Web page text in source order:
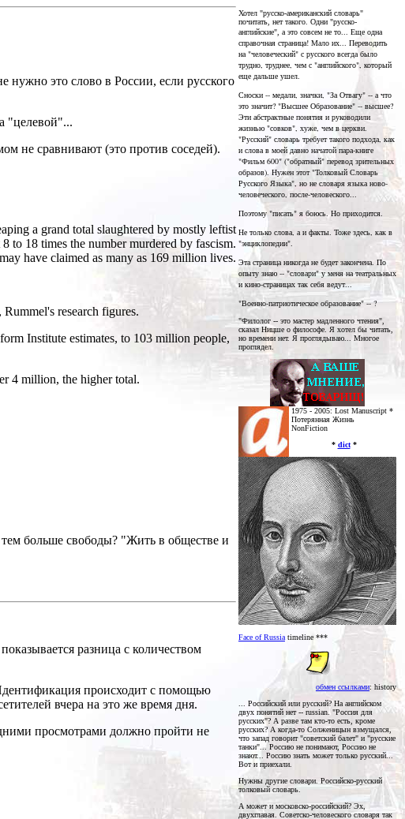
Хотел "русско-американский словарь"
почитать, нет такого. Одни "русско-
английские", а это совсем не то... Еще одна
справочная страница! Мало их... Переводить
на "человеческий" с русского всегда было
трудно, труднее, чем с "английского", который
еще дальше ушел.
Сноски -- медали, значки, "За Отвагу" -- а что
это значит? "Высшее Образование" -- высшее?
Эти абстрактные понятия и руководили
жизнью "совков", хуже, чем в церкви.
"Русский" словарь требует такого подхода, как
и слова в моей давно начатой пара-книге
"Фильм 600" ("обратный" перевод зрительных
образов). Нужен этот "Толковый Словарь
Русского Языка", но не словаря языка ново-
человеческого, после-человеского...
Поэтому "писать" я боюсь. Но приходится.
Не только слова, а и факты. Тоже здесь, как в
"энциклопедии".
Эта страница никогда не будет закончена. По
опыту знаю -- "словари" у меня на театральных
и кино-страницах так себя ведут...
"Военно-патриотическое образование" -- ?
"Филолог -- это мастер мадленного чтения",
сказал Ницше о философе. Я хотел бы читать,
но времени нет. Я проглядываю... Многое
проглядел.
1975 - 2005: Lost Manuscript *
Потерянная Жизнь
NonFiction
* dict*
Face of Russia timeline ***
обмен ссылками: history
... Российский или русский? На английском
двух понятий нет -- russian. "Россия для
русских"? А разве там кто-то есть, кроме
русских? А когда-то Солженицын взмущался,
что запад говорит "советский балет" и "русские
танки"... Россию не понимают, Россию не
знают... Россию знать может только русский...
Вот и приехали.
Нужны другие словари. Российско-русский
толковый словарь.
А может и московско-российский? Эх,
двухглавая. Советско-человеского словаря так
нужно это слово в России, если русского
"целевой"...
не сравнивают (это против соседей).
a grand total slaughtered by mostly leftist
to 18 times the number murdered by fascism.
have claimed as many as 169 million lives.
research figures.
Institute estimates, to 103 million people,
4 million, the higher total.
больше свободы? "Жить в обществе и
разница с количеством
происходит с помощью
вчера на это же время дня.
просмотрами должно пройти не